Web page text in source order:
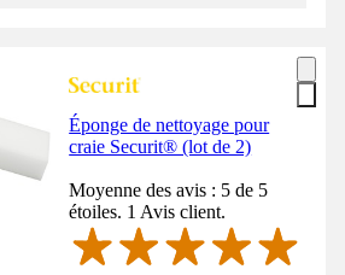
Éponge de nettoyage pour
craie Securit® (lot de 2)
Moyenne des avis : 5 de 5
étoiles. 1 Avis client.